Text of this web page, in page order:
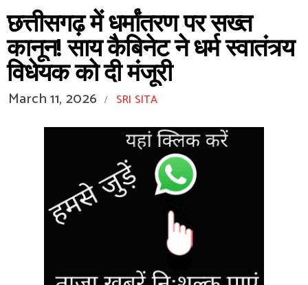
छत्तीसगढ़ में धर्मांतरण पर सख्त
कानून! साय कैबिनेट ने धर्म स्वातंत्र्य
विधेयक को दी मंजूरी
March 11, 2026 / SRI SITA